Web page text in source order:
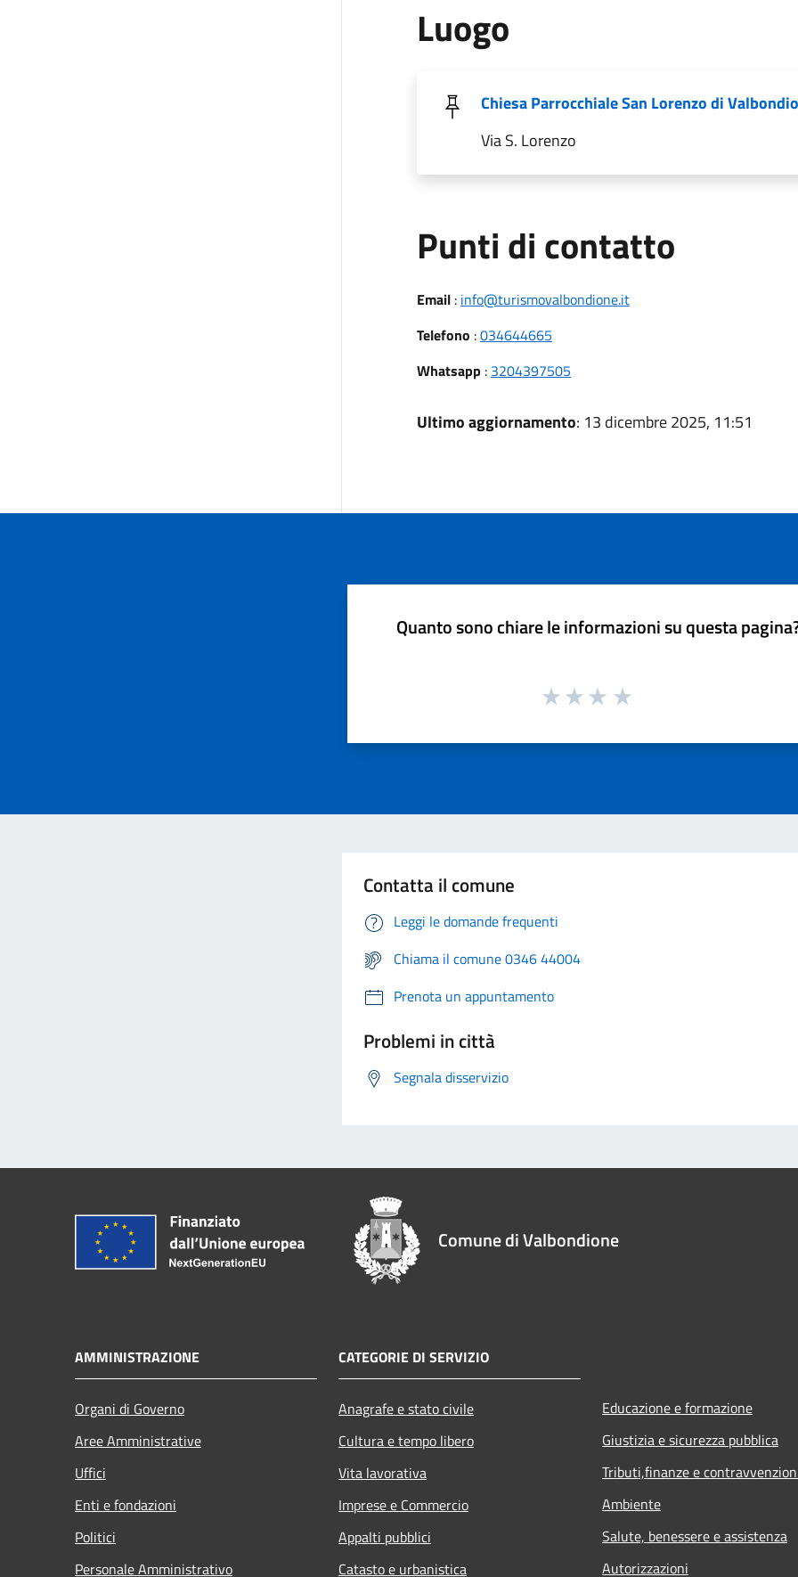
Luogo
Chiesa Parrocchiale San Lorenzo di
Via S. Lorenzo
Punti di contatto
Email: info@turismovalbondione.it
Telefono :034644665
Whatsapp : 3204397505
Ultimo aggiornamento: 13 dicembre 2025, 11:51
Quanto sono chiare le informazioni su questa
Contatta il comune
Leggi le domande frequenti
Chiama il comune 0346 44004
Prenota un appuntamento
Problemi in città
Segnala disservizio
Comune di Valbondione
AMMINISTRAZIONE
Organi di Governo
Aree Amministrative
Uffici
Enti e fondazioni
Politici
Personale Amministrativo
CATEGORIE DI SERVIZIO
Anagrafe e stato civile
Cultura e tempo libero
Vita lavorativa
Imprese e Commercio
Appalti pubblici
Catasto e urbanistica
Educazione e formazione
Giustizia e sicurezza pubblica
Tributi,finanze e
Ambiente
Salute, benessere e assistenza
Autorizzazioni